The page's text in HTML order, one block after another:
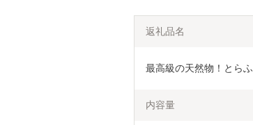
返礼品名
最高級の天然物！とら
内容量